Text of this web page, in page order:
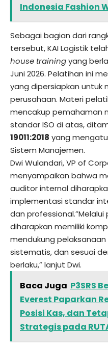
Indonesia Fashion
Sebagai bagian dari
tersebut, KAI Logistik
house trainingyang
Juni 2026. Pelatihan ini
yang dipersiapkan untuk
perusahaan. Materi
mencakup pemahaman
standar ISO di atas,
19011:2018 yang
Sistem Manajemen.
Dwi Wulandari, VP of
menyampaikan bahwa
auditor internal
implementasi standar
dan
diharapkan memiliki
mendukung
sistematis, dan sesuai
berlaku,” lanjut Dwi.
Baca Juga P3SRS
Everest Paparkan
Posisi Kas, dan
Strategis pada